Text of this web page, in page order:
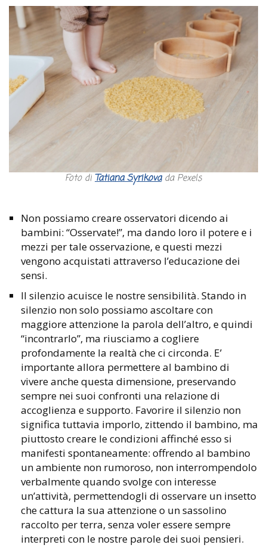
Foto di Tatiana Syrikovada Pexels
Non possiamo creare osservatori dicendo ai
bambini: “Osservate!”, ma dando loro il potere e i
mezzi per tale osservazione, e questi mezzi
vengono acquistati attraverso l’educazione dei
sensi.
Il silenzio acuisce le nostre sensibilità. Stando in
silenzio non solo possiamo ascoltare con
maggiore attenzione la parola dell’altro, e quindi
“incontrarlo”, ma riusciamo a cogliere
profondamente la realtà che ci circonda. E’
importante allora permettere al bambino di
vivere anche questa dimensione, preservando
sempre nei suoi confronti una relazione di
accoglienza e supporto. Favorire il silenzio non
significa tuttavia imporlo, zittendo il bambino, ma
piuttosto creare le condizioni affinché esso si
manifesti spontaneamente: offrendo al bambino
un ambiente non rumoroso, non interrompendolo
verbalmente quando svolge con interesse
un’attività, permettendogli di osservare un insetto
che cattura la sua attenzione o un sassolino
raccolto per terra, senza voler essere sempre
interpreti con le nostre parole dei suoi pensieri.